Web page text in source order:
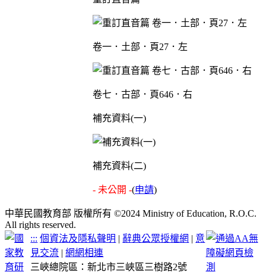
卷一．土部．頁27．左
卷七．古部．頁646．右
補充資料(一)
補充資料(二)
- 未公開 -(申請)
中華民國教育部 版權所有 ©2024 Ministry of Education, R.O.C.
All rights reserved.
::: 個資法及隱私聲明 | 辭典公眾授權網 | 意
見交流 |網網相連
三峽總院區：新北市三峽區三樹路2號